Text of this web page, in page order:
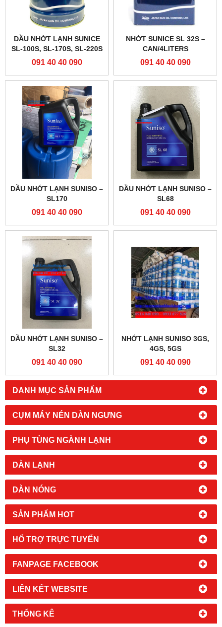
DANH MỤC SẢN PHẨM
CỤM MÁY NÉN DÀN NGƯNG
PHỤ TÙNG NGÀNH LẠNH
DÀN LẠNH
DÀN NÓNG
SẢN PHẨM HOT
HỔ TRỢ TRỰC TUYẾN
FANPAGE FACEBOOK
LIÊN KẾT WEBSITE
THỐNG KÊ
DẦU NHỚT LẠNH SUNICE
SL-100S, SL-170S, SL-220S
091 40 40 090
NHỚT SUNICE SL 32S –
CAN/4LITERS
091 40 40 090
DẦU NHỚT LẠNH SUNISO –
SL170
091 40 40 090
DẦU NHỚT LẠNH SUNISO –
SL68
091 40 40 090
DẦU NHỚT LẠNH SUNISO –
SL32
091 40 40 090
NHỚT LẠNH SUNISO 3GS,
4GS, 5GS
091 40 40 090